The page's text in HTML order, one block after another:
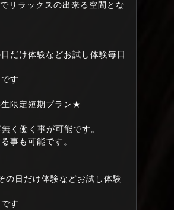
リラックスの出来る空間とな
だけ体験などお試し体験毎日
す
限定短期プラン★
く働く事が可能です。
事も可能です。
の日だけ体験などお試し体験
す